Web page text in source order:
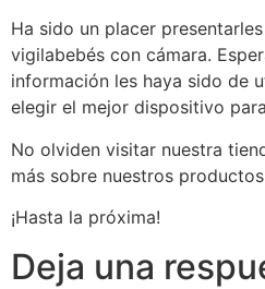
Ha sido un placer
vigilabebés con cámara.
información les haya sido de
elegir el mejor dispositivo
No olviden visitar nuestra
más sobre nuestros
¡Hasta la próxima!
Deja una